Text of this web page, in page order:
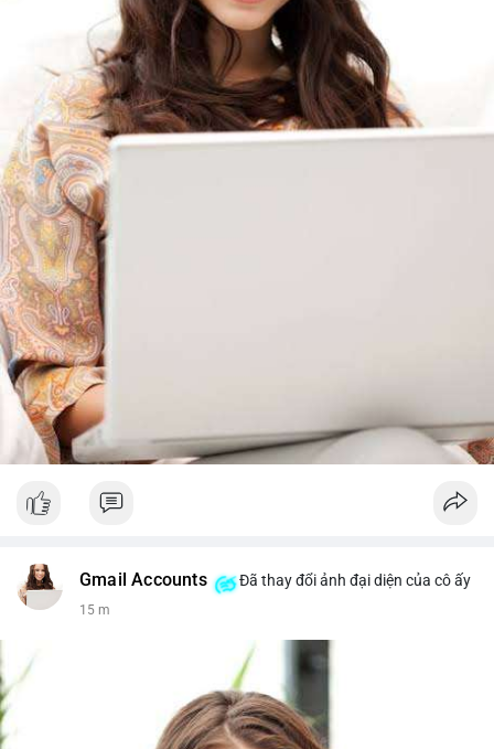
Gmail Accounts Đã thay đổi ảnh đại diện của cô ấy
15 m